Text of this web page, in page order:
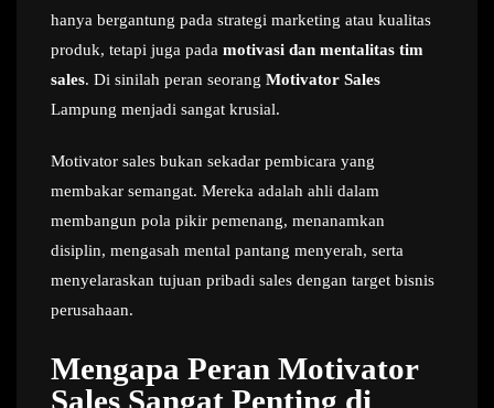
hanya bergantung pada strategi marketing atau kualitas
produk, tetapi juga pada motivasi dan mentalitas tim
sales. Di sinilah peran seorang Motivator Sales
Lampung menjadi sangat krusial.
Motivator sales bukan sekadar pembicara yang
membakar semangat. Mereka adalah ahli dalam
membangun pola pikir pemenang, menanamkan
disiplin, mengasah mental pantang menyerah, serta
menyelaraskan tujuan pribadi sales dengan target bisnis
perusahaan.
Mengapa Peran Motivator
Sales Sangat Penting di